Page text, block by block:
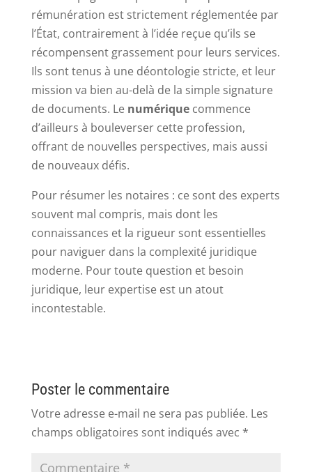
rémunération est strictement réglementée par
l’État, contrairement à l’idée reçue qu’ils se
récompensent grassement pour leurs services.
Ils sont tenus à une déontologie stricte, et leur
mission va bien au-delà de la simple signature
de documents. Le numériquecommence
d’ailleurs à bouleverser cette profession,
offrant de nouvelles perspectives, mais aussi
de nouveaux défis.
Pour résumer les notaires : ce sont des experts
souvent mal compris, mais dont les
connaissances et la rigueur sont essentielles
pour naviguer dans la complexité juridique
moderne. Pour toute question et besoin
juridique, leur expertise est un atout
incontestable.
Poster le commentaire
Votre adresse e-mail ne sera pas publiée. Les
champs obligatoires sont indiqués avec *